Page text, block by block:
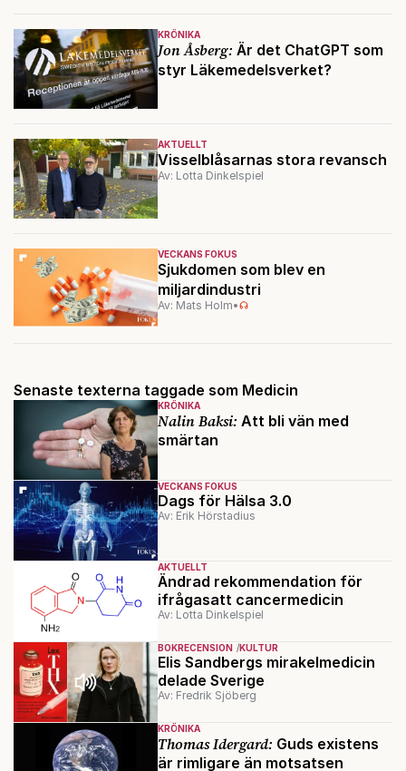
KRÖNIKA
Jon Åsberg: Är det ChatGPT som
styr Läkemedelsverket?
AKTUELLT
Visselblåsarnas stora revansch
Av: Lotta Dinkelspiel
VECKANS FOKUS
Sjukdomen som blev en
miljardindustri
Av: Mats Holm•
Senaste texterna taggade som Medicin
KRÖNIKA
Nalin Baksi: Att bli vän med
smärtan
VECKANS FOKUS
Dags för Hälsa 3.0
Av: Erik Hörstadius
AKTUELLT
Ändrad rekommendation för
ifrågasatt cancermedicin
Av: Lotta Dinkelspiel
BOKRECENSION KULTUR
Elis Sandbergs mirakelmedicin
delade Sverige
Av: Fredrik Sjöberg
KRÖNIKA
Thomas Idergard: Guds existens
är rimligare än motsatsen